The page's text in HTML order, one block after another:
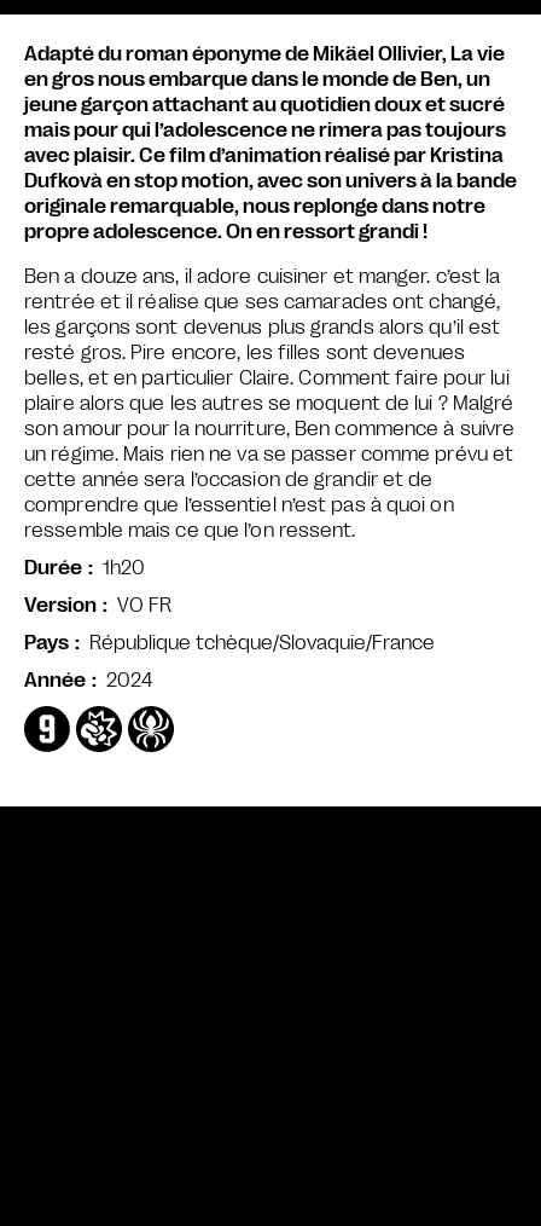
Adapté du roman éponyme de Mikäel Ollivier, La vie
en gros nous embarque dans le monde de Ben, un
jeune garçon attachant au quotidien doux et sucré
mais pour qui l’adolescence ne rimera pas toujours
avec plaisir. Ce film d’animation réalisé par Kristina
Dufkovà en stop motion, avec son univers à la bande
originale remarquable, nous replonge dans notre
propre adolescence. On en ressort grandi !
Ben a douze ans, il adore cuisiner et manger. c’est la
rentrée et il réalise que ses camarades ont changé,
les garçons sont devenus plus grands alors qu’il est
resté gros. Pire encore, les filles sont devenues
belles, et en particulier Claire. Comment faire pour lui
plaire alors que les autres se moquent de lui ? Malgré
son amour pour la nourriture, Ben commence à suivre
un régime. Mais rien ne va se passer comme prévu et
cette année sera l’occasion de grandir et de
comprendre que l’essentiel n’est pas à quoi on
ressemble mais ce que l’on ressent.
Durée
1h20
Version
VO FR
Pays
République tchèque/Slovaquie/France
Année
2024